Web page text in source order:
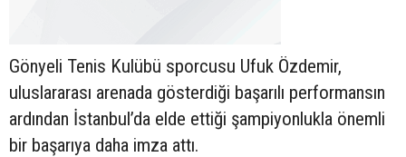
Gönyeli Tenis Kulübü sporcusu Ufuk Özdemir,
uluslararası arenada gösterdiği başarılı performansın
ardından İstanbul’da elde ettiği şampiyonlukla önemli
bir başarıya daha imza attı.